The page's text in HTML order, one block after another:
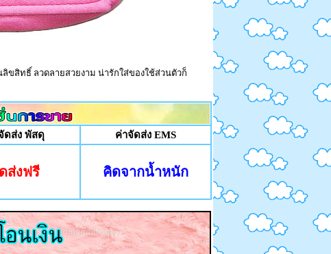
ลิขสิทธิ์ ลวดลายสวยงาม น่ารักใส่ของใช้ส่วนตัวก็
ดส่ง พัสดุ ค่าจัดส่ง EMS
ส่งฟรี คิดจากน้ำหนัก